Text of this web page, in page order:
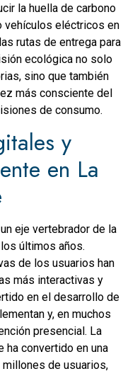
la huella de carbono
vehículos eléctricos en
rutas de entrega para
ecológica no solo
sino que también
más consciente del
de consumo.
y
en La
eje vertebrador de la
últimos años.
de los usuarios han
más interactivas y
en el desarrollo de
y, en muchos
presencial. La
convertido en una
de usuarios,